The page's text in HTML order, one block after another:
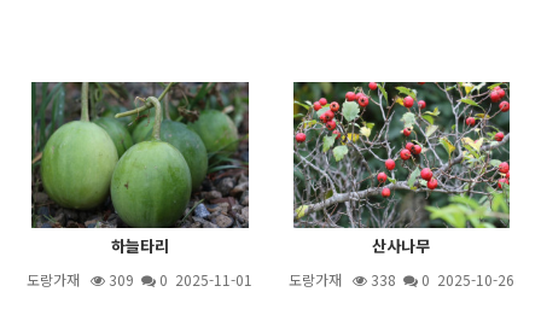
하늘타리
도랑가재 309 0 2025-11-01
산사나무
도랑가재 338 0 2025-10-26